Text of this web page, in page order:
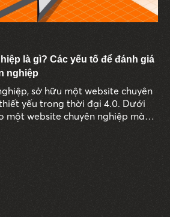
là gì? Các yếu tố để đánh giá
nghiệp
sở hữu một website chuyên
yếu trong thời đại 4.0. Dưới
một website chuyên nghiệp mà